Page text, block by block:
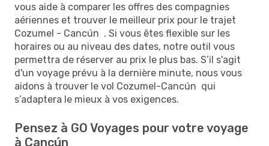
vous aide à comparer les offres des compagnies
aériennes et trouver le meilleur prix pour le trajet
Cozumel - Cancún . Si vous êtes flexible sur les
horaires ou au niveau des dates, notre outil vous
permettra de réserver au prix le plus bas. S’il s'agit
d'un voyage prévu à la dernière minute, nous vous
aidons à trouver le vol Cozumel-Cancún qui
s’adaptera le mieux à vos exigences.
Pensez à GO Voyages pour votre voyage
à Cancún